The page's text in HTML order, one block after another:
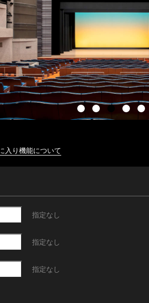
入り機能について
指定なし
指定なし
指定なし